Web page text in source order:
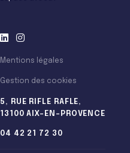
Mentions légales
Gestion des cookies
5, RUE RIFLE RAFLE,
13100 AIX-EN-PROVENCE
04 42 21 72 30